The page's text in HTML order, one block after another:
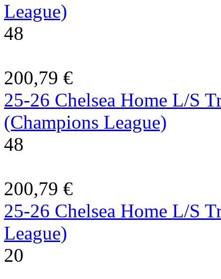
League)
48
200,79 €
25-26 Chelsea Home L/S
(Champions League)
48
200,79 €
25-26 Chelsea Home L/S
League)
20